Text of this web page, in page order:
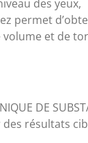
des yeux,
permet
volume et de
DE
résultats